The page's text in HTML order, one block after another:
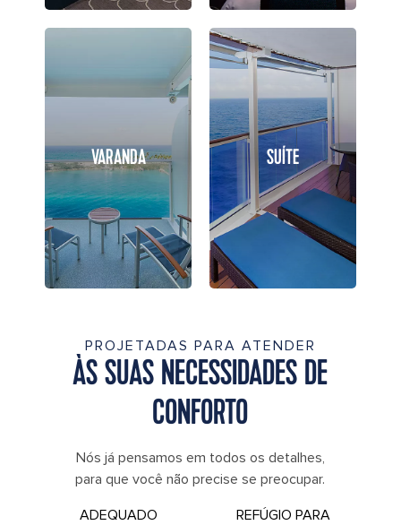
VARANDA SUÍTE
PROJETADAS PARA ATENDER
ÀS SUAS NECESSIDADES DE
CONFORTO
Nós já pensamos em todos os detalhes,
para que você não precise se preocupar.
ADEQUADO
REFÚGIO PARA